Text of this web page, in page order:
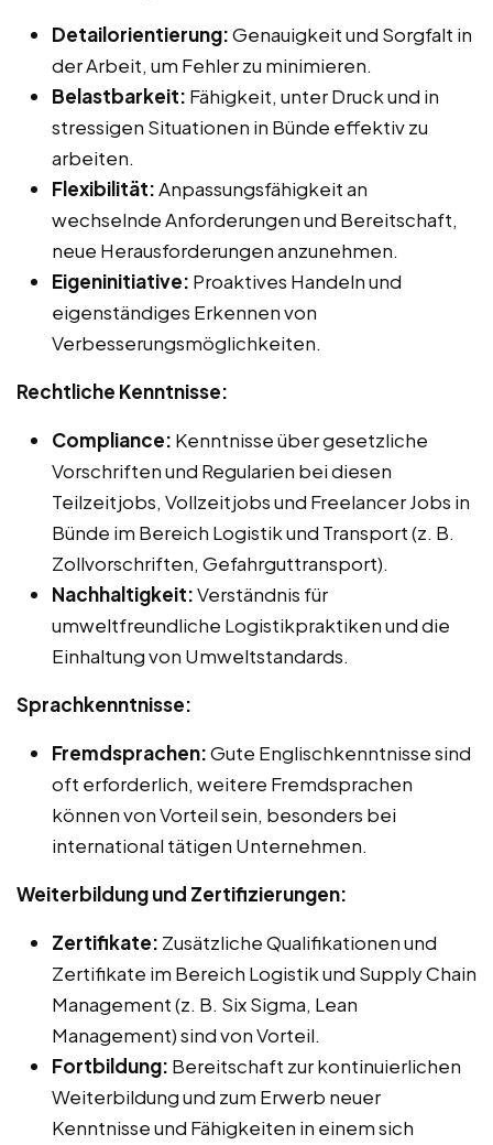
Detailorientierung:Genauigkeit und Sorgfalt in
der Arbeit, um Fehler zu minimieren.
Belastbarkeit: Fähigkeit, unter Druck und in
stressigen Situationen in Bünde effektiv zu
arbeiten.
Flexibilität:Anpassungsfähigkeit an
wechselnde Anforderungen und Bereitschaft,
neue Herausforderungen anzunehmen.
Eigeninitiative: Proaktives Handeln und
eigenständiges Erkennen von
Verbesserungsmöglichkeiten.
Rechtliche Kenntnisse:
Compliance: Kenntnisse über gesetzliche
Vorschriften und Regularien bei diesen
Teilzeitjobs, Vollzeitjobs und Freelancer Jobs in
Bünde im Bereich Logistik und Transport (z. B.
Zollvorschriften, Gefahrguttransport).
Nachhaltigkeit:Verständnis für
umweltfreundliche Logistikpraktiken und die
Einhaltung von Umweltstandards.
Sprachkenntnisse:
Fremdsprachen:Gute Englischkenntnisse sind
oft erforderlich, weitere Fremdsprachen
können von Vorteil sein, besonders bei
international tätigen Unternehmen.
Weiterbildung und Zertifizierungen:
Zertifikate: Zusätzliche Qualifikationen und
Zertifikate im Bereich Logistik und Supply Chain
Management (z. B. Six Sigma, Lean
Management) sind von Vorteil.
Fortbildung: Bereitschaft zur kontinuierlichen
Weiterbildung und zum Erwerb neuer
Kenntnisse und Fähigkeiten in einem sich